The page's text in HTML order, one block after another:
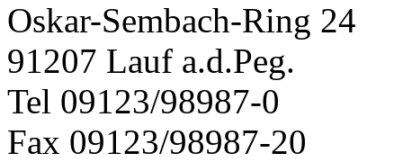
Oskar-Sembach-Ring 24
91207 Lauf a.d.Peg.
Tel 09123/98987-0
Fax 09123/98987-20